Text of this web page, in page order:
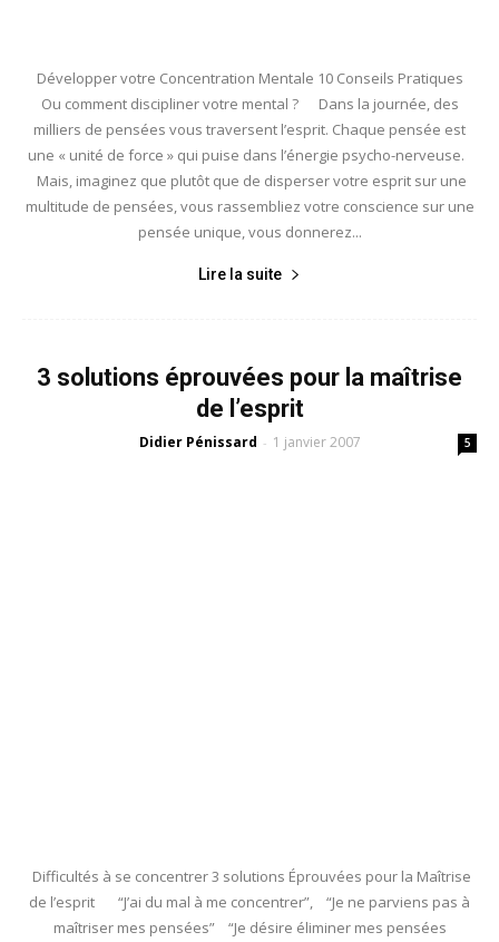
Développer votre Concentration Mentale 10 Conseils Pratiques
Ou comment discipliner votre mental ? Dans la journée, des
milliers de pensées vous traversent l’esprit. Chaque pensée est
une « unité de force » qui puise dans l’énergie psycho-nerveuse.
Mais, imaginez que plutôt que de disperser votre esprit sur une
multitude de pensées, vous rassembliez votre conscience sur une
pensée unique, vous donnerez...
Lire la suite
3 solutions éprouvées pour la maîtrise
de l’esprit
Didier Pénissard - 1 janvier 2007 5
Difficultés à se concentrer 3 solutions Éprouvées pour la Maîtrise
de l’esprit “J’ai du mal à me concentrer”, “Je ne parviens pas à
maîtriser mes pensées” “Je désire éliminer mes pensées